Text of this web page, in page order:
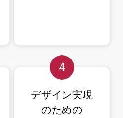
4
デザイン実現
のための